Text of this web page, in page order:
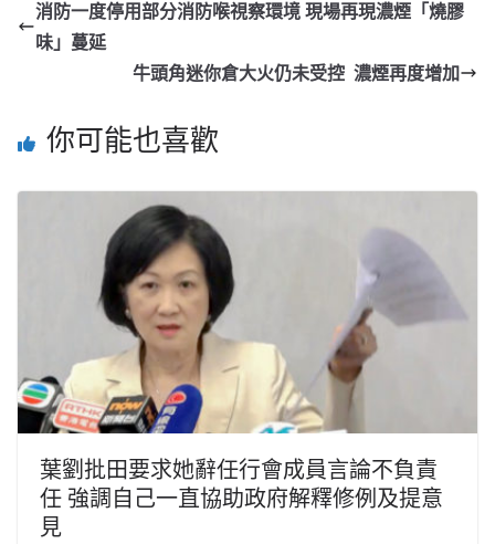
消防一度停用部分消防喉視察環境 現場再現濃煙「燒膠
味」蔓延
牛頭角迷你倉大火仍未受控 濃煙再度增加
你可能也喜歡
葉劉批田要求她辭任行會成員言論不負責
任 強調自己一直協助政府解釋修例及提意
見